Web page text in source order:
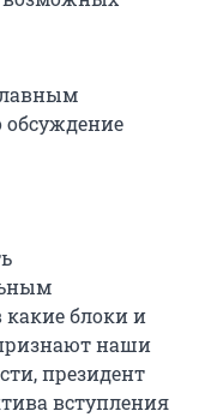
блоки и
наши
президент
вступления